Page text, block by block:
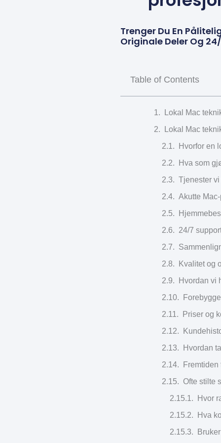
Trenger Du En
Originale Deler Og
Table of Contents
Lokal Mac
Lokal Mac
Hvorfor en
Hva som
Tjenester
Akutte
24/7
Kvalitet og
Hvordan vi
Priser og
Hvordan
Ofte stilte
Hvor
Hva